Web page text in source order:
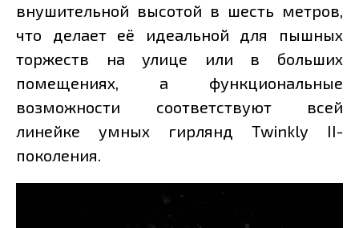
внушительной высотой в шесть метров,
что делает её идеальной для пышных
торжеств на улице или в больших
помещениях, а функциональные
возможности соответствуют всей
линейке умных гирлянд Twinkly II-
поколения.